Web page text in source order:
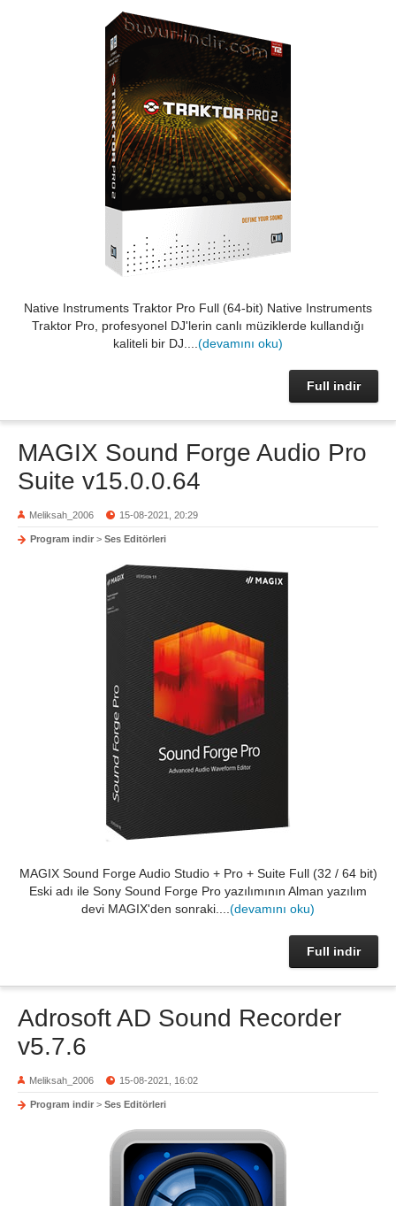
Native Instruments Traktor Pro Full (64-bit) Native Instruments
Traktor Pro, profesyonel DJ'lerin canlı müziklerde kullandığı
kaliteli bir DJ.... (devamını oku)
Full indir
MAGIX Sound Forge Audio Pro
Suite v15.0.0.64
Meliksah_2006 15-08-2021, 20:29
Program indir > Ses Editörleri
MAGIX Sound Forge Audio Studio + Pro + Suite Full (32 / 64 bit)
Eski adı ile Sony Sound Forge Pro yazılımının Alman yazılım
devi MAGIX'den sonraki.... (devamını oku)
Full indir
Adrosoft AD Sound Recorder
v5.7.6
Meliksah_2006 15-08-2021, 16:02
Program indir > Ses Editörleri